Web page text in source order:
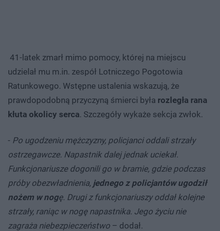
41-latek zmarł mimo pomocy, której na miejscu
udzielał mu m.in. zespół Lotniczego Pogotowia
Ratunkowego. Wstępne ustalenia wskazują, że
prawdopodobną przyczyną śmierci była rozległa rana
kłuta okolicy serca. Szczegóły wykaże sekcja zwłok.
- Po ugodzeniu mężczyzny, policjanci oddali strzały
ostrzegawcze. Napastnik dalej jednak uciekał.
Funkcjonariusze dogonili go w bramie, gdzie podczas
próby obezwładnienia, jednego z policjantów ugodził
nożem w nogę. Drugi z funkcjonariuszy oddał kolejne
strzały, raniąc w nogę napastnika. Jego życiu nie
zagraża niebezpieczeństwo – dodał.